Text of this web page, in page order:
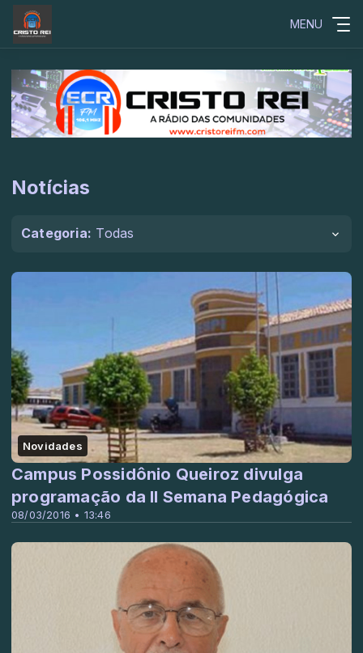
MENU
Notícias
Categoria: Todas
Novidades
08/03/2016 • 13:46
Campus Possidônio Queiroz divulga
programação da II Semana Pedagógica